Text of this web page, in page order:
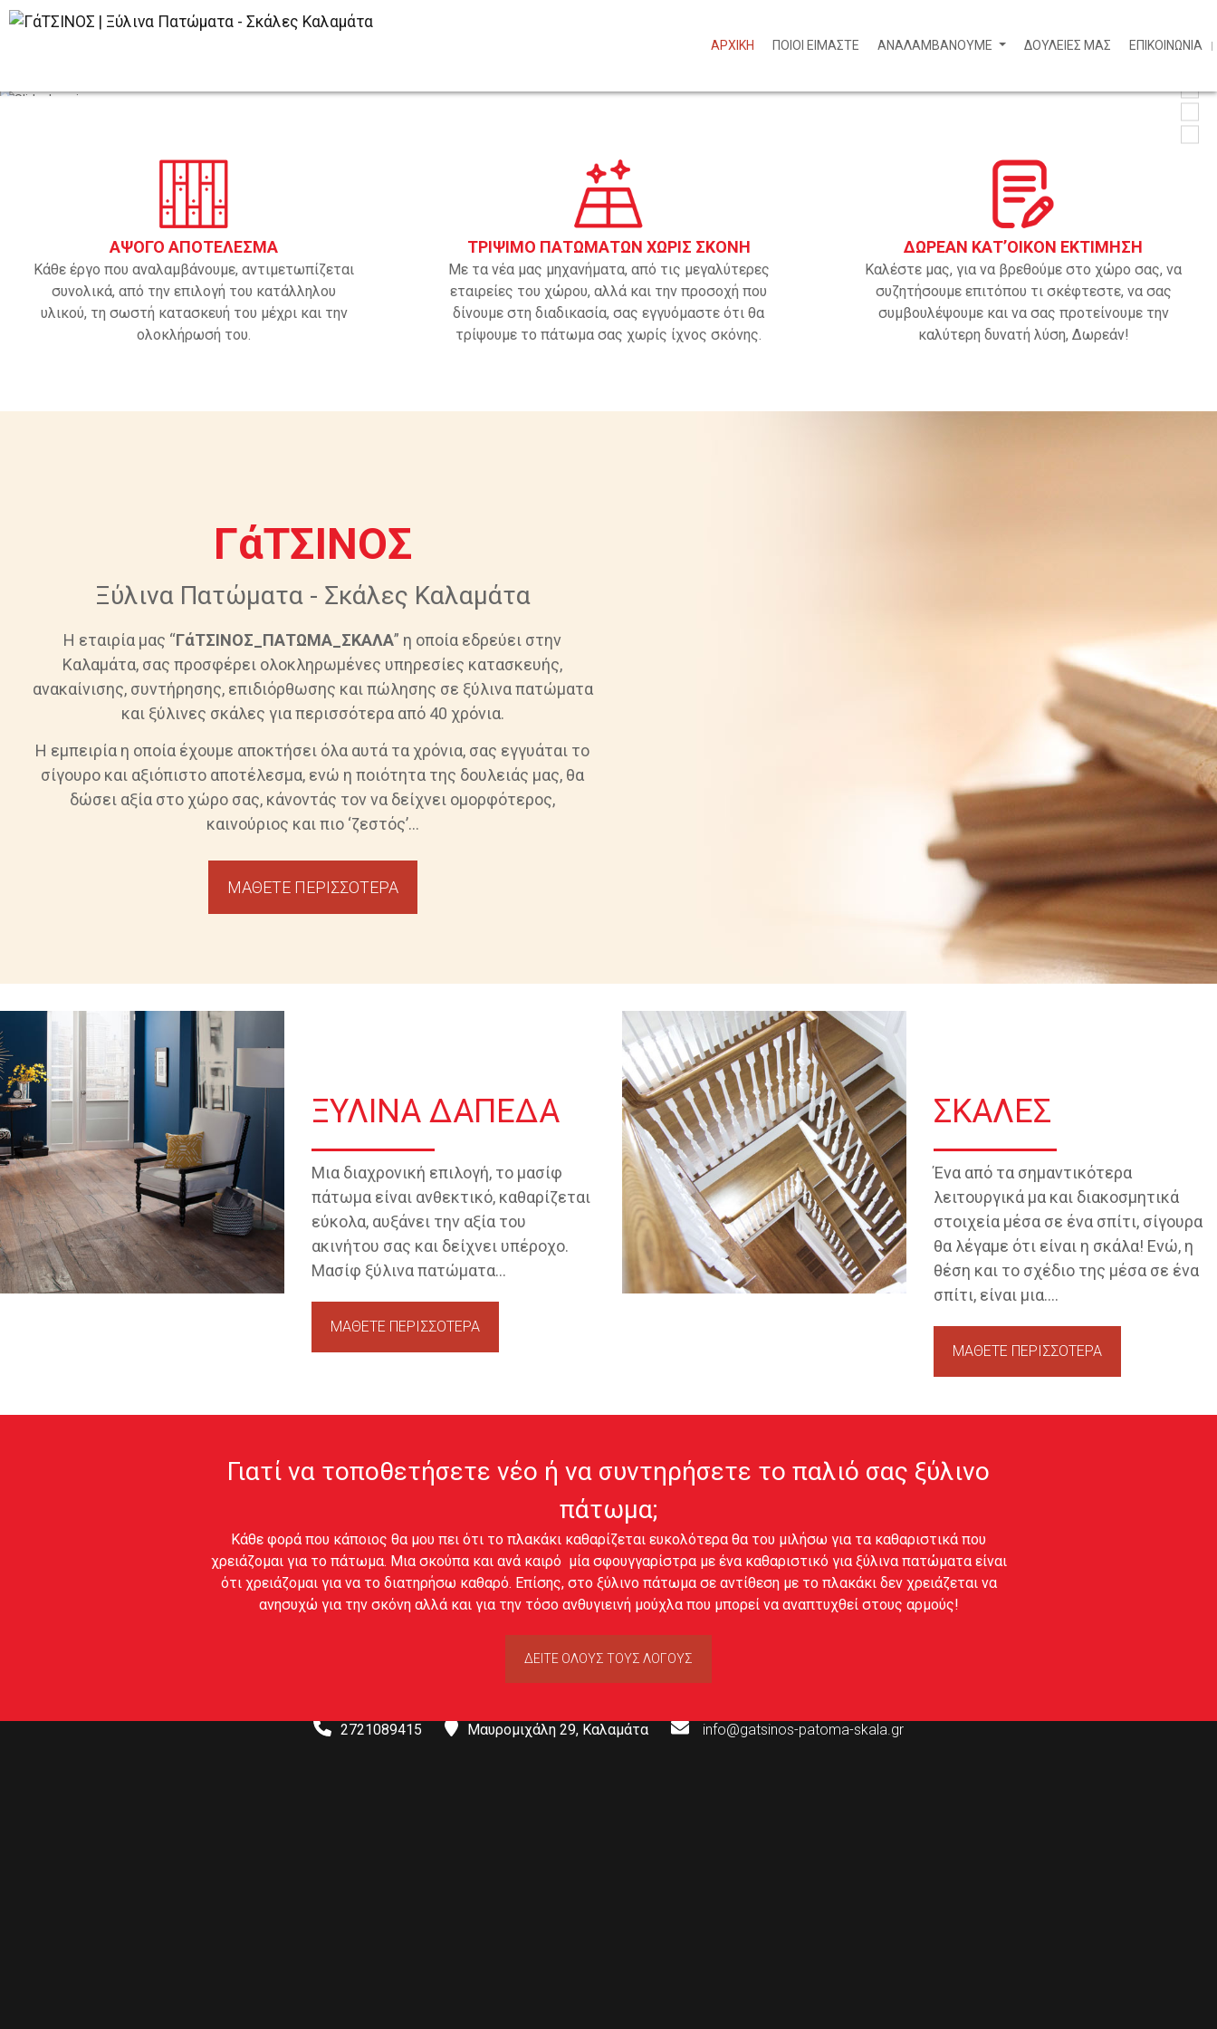
ΑΡΧΙΚΗ ΠΟΙΟΙ ΕΙΜΑΣΤΕ ΑΝΑΛΑΜΒΑΝΟΥΜΕ ΔΟΥΛΕΙΕΣ ΜΑΣ ΕΠΙΚΟΙΝΩΝΙΑ
ΑΨΟΓΟ ΑΠΟΤΕΛΕΣΜΑ
Κάθε έργο που αναλαμβάνουμε, αντιμετωπίζεται
συνολικά, από την επιλογή του κατάλληλου
υλικού, τη σωστή κατασκευή του μέχρι και την
ολοκλήρωσή του.
ΤΡΙΨΙΜΟ ΠΑΤΩΜΑΤΩΝ ΧΩΡΙΣ ΣΚΟΝΗ
Με τα νέα μας μηχανήματα, από τις μεγαλύτερες
εταιρείες του χώρου, αλλά και την προσοχή που
δίνουμε στη διαδικασία, σας εγγυόμαστε ότι θα
τρίψουμε το πάτωμα σας χωρίς ίχνος σκόνης.
ΔΩΡΕΑΝ ΚΑΤ’ΟΙΚΟΝ ΕΚΤΙΜΗΣΗ
Καλέστε μας, για να βρεθούμε στο χώρο σας, να
συζητήσουμε επιτόπου τι σκέφτεστε, να σας
συμβουλέψουμε και να σας προτείνουμε την
καλύτερη δυνατή λύση, Δωρεάν!
ΓάΤΣΙΝΟΣ
Ξύλινα Πατώματα - Σκάλες Καλαμάτα
Η εταιρία μας “ΓάΤΣΙΝΟΣ_ΠΑΤΩΜΑ_ΣΚΑΛΑ” η οποία εδρεύει στην
Καλαμάτα, σας προσφέρει ολοκληρωμένες υπηρεσίες κατασκευής,
ανακαίνισης, συντήρησης, επιδιόρθωσης και πώλησης σε ξύλινα πατώματα
και ξύλινες σκάλες για περισσότερα από 40 χρόνια.
Η εμπειρία η οποία έχουμε αποκτήσει όλα αυτά τα χρόνια, σας εγγυάται το
σίγουρο και αξιόπιστο αποτέλεσμα, ενώ η ποιότητα της δουλειάς μας, θα
δώσει αξία στο χώρο σας, κάνοντάς τον να δείχνει ομορφότερος,
καινούριος και πιο ‘ζεστός’...
ΜΑΘΕΤΕ ΠΕΡΙΣΣΟΤΕΡΑ
ΞΥΛΙΝΑ ΔΑΠΕΔΑ
Μια διαχρονική επιλογή, το μασίφ
πάτωμα είναι ανθεκτικό, καθαρίζεται
εύκολα, αυξάνει την αξία του
ακινήτου σας και δείχνει υπέροχο.
Μασίφ ξύλινα πατώματα...
ΜΑΘΕΤΕ ΠΕΡΙΣΣΟΤΕΡΑ
ΣΚΑΛΕΣ
Ένα από τα σημαντικότερα
λειτουργικά μα και διακοσμητικά
στοιχεία μέσα σε ένα σπίτι, σίγουρα
θα λέγαμε ότι είναι η σκάλα! Ενώ, η
θέση και το σχέδιο της μέσα σε ένα
σπίτι, είναι μια....
ΜΑΘΕΤΕ ΠΕΡΙΣΣΟΤΕΡΑ
Γιατί να τοποθετήσετε νέο ή να συντηρήσετε το παλιό σας ξύλινο
πάτωμα;
Κάθε φορά που κάποιος θα μου πει ότι το πλακάκι καθαρίζεται ευκολότερα θα του μιλήσω για τα καθαριστικά που
χρειάζομαι για το πάτωμα. Μια σκούπα και ανά καιρό μία σφουγγαρίστρα με ένα καθαριστικό για ξύλινα πατώματα είναι
ότι χρειάζομαι για να το διατηρήσω καθαρό. Επίσης, στο ξύλινο πάτωμα σε αντίθεση με το πλακάκι δεν χρειάζεται να
ανησυχώ για την σκόνη αλλά και για την τόσο ανθυγιεινή μούχλα που μπορεί να αναπτυχθεί στους αρμούς!
ΔΕΙΤΕ ΟΛΟΥΣ ΤΟΥΣ ΛΟΓΟΥΣ
ΓάΤΣΙΝΟΣ | Ξύλινα Πατώματα - Σκάλες Καλαμάτα
2721089415 Μαυρομιχάλη 29, Καλαμάτα info@gatsinos-patoma-skala.gr